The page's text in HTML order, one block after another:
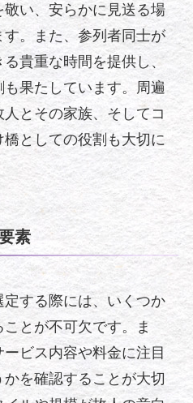
い、安らかに見送る場
。また、参列者同士が
貴重な時間を提供し、
果たしています。周遍
とその家族、そしてコ
としての役割も大切に
素
する際には、いくつか
とが不可欠です。ま
ビス内容や料金に注目
を確認することが大切